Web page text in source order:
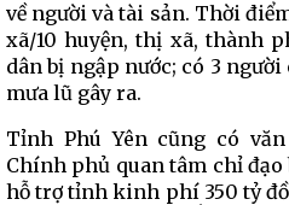
về người và tài sản. Thời
xã/10 huyện, thị xã, thành
dân bị ngập nước; có 3
mưa lũ gây ra.
Tỉnh Phú Yên cũng có
Chính phủ quan tâm chỉ đạo
hỗ trợ tỉnh kinh phí 350 tỷ